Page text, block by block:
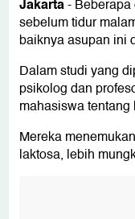
Jakarta-
sebelum tidur
baiknya asupan ini
Dalam studi yang
psikolog dan
mahasiswa
Mereka
laktosa, lebih